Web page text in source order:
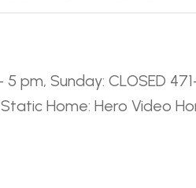
pm, Sunday: CLOSED
Home: Hero Video